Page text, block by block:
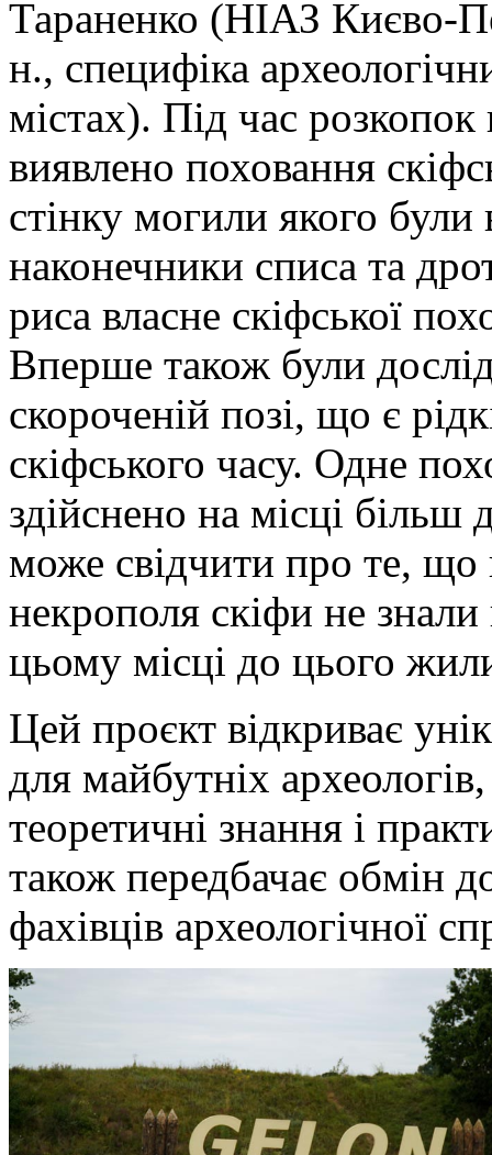
Тараненко (НІАЗ Києво-
н., специфіка
містах). Під час
виявлено поховання
стінку могили якого були
наконечники списа та
риса власне скіфської
Вперше також були
скороченій позі, що є
скіфського часу. Одне
здійснено на місці
може свідчити про те, що
некрополя скіфи не
цьому місці до цього
Цей проєкт відкриває
для майбутніх
теоретичні знання і
також передбачає обмін
фахівців археологічної